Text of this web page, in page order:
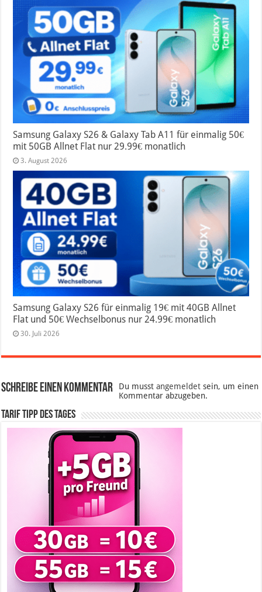
Samsung Galaxy S26 & Galaxy Tab A11 für einmalig 50€
mit 50GB Allnet Flat nur 29.99€ monatlich
3. August 2026
Samsung Galaxy S26 für einmalig 19€ mit 40GB Allnet
Flat und 50€ Wechselbonus nur 24.99€ monatlich
30. Juli 2026
Schreibe einen Kommentar Du musstangemeldet sein, um einen
Kommentar abzugeben.
Tarif Tipp des Tages